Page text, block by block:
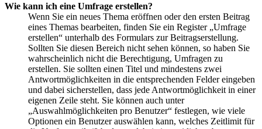
Wie kann ich eine Umfrage erstellen?
Wenn Sie ein neues Thema eröffnen oder den ersten Beitrag
eines Themas bearbeiten, finden Sie ein Register „Umfrage
erstellen“ unterhalb des Formulars zur Beitragserstellung.
Sollten Sie diesen Bereich nicht sehen können, so haben Sie
wahrscheinlich nicht die Berechtigung, Umfragen zu
erstellen. Sie sollten einen Titel und mindestens zwei
Antwortmöglichkeiten in die entsprechenden Felder eingeben
und dabei sicherstellen, dass jede Antwortmöglichkeit in einer
eigenen Zeile steht. Sie können auch unter
„Auswahlmöglichkeiten pro Benutzer“ festlegen, wie viele
Optionen ein Benutzer auswählen kann, welches Zeitlimit für